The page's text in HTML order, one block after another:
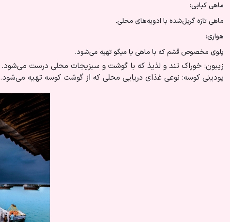
ماهی کبابی:
ماهی تازه گریل‌شده با ادویه‌های محلی.
هواری:
پلوی مخصوص قشم که با ماهی یا میگو تهیه می‌شود.
زیبون: خوراک تند و لذیذ که با گوشت و سبزیجات محلی درست می‌شود.
پودینی کوسه: نوعی غذای دریایی محلی که از گوشت کوسه تهیه می‌شود.